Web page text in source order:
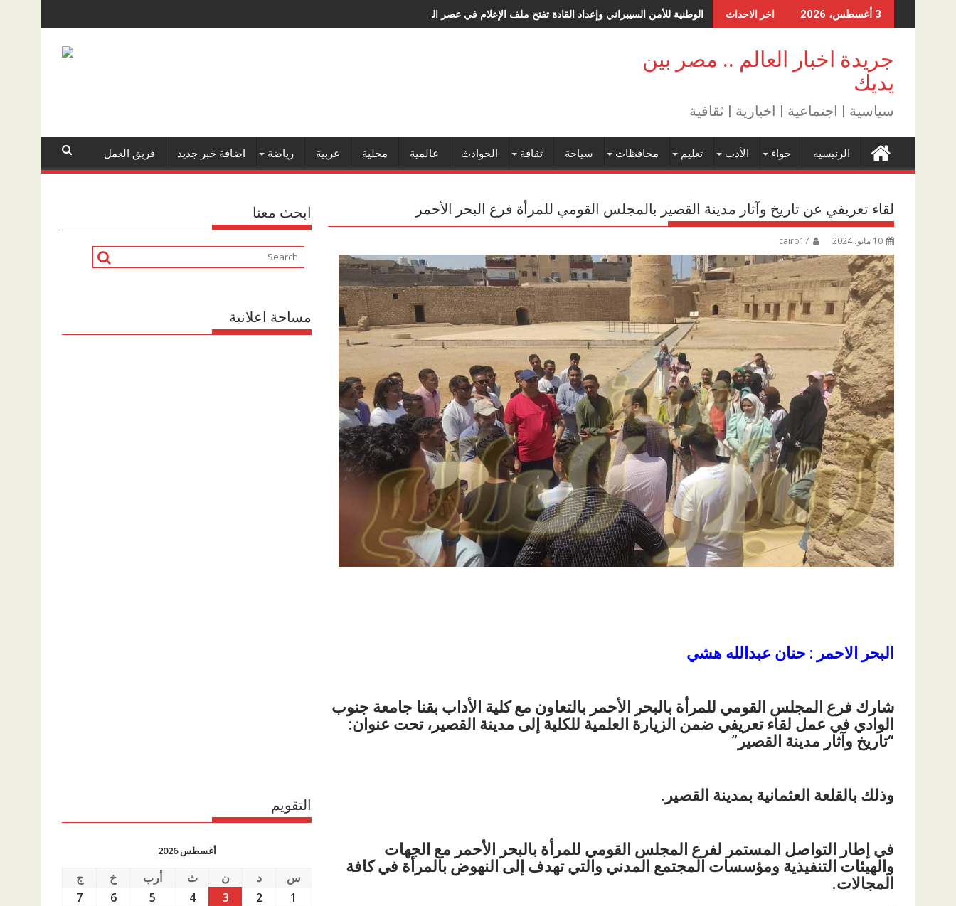
to
3 أغسطس، 2026 اخر الاحداث الوطنية للأمن السيبراني وإعداد القادة تفتح ملف الإعلام في عصر الذكاء الاصطناعي
جريدة اخبار العالم .. مصر بين
يديك
سياسية | اجتماعية | اخبارية | ثقافية
الرئيسيه حواء الأدب تعليم محافظات سياحة ثقافة الحوادث عالمية محلية عربية رياضة اضافة خبر جديد فريق العمل
لقاء تعريفي عن تاريخ وآثار مدينة القصير بالمجلس القومي للمرأة فرع البحر الأحمر
10 مايو، 2024 cairo17
البحر الاحمر : حنان عبدالله هشي
شارك فرع المجلس القومي للمرأة بالبحر الأحمر بالتعاون مع كلية الأداب بقنا جامعة جنوب
الوادي في عمل لقاء تعريفي ضمن الزيارة العلمية للكلية إلى مدينة القصير، تحت عنوان:
“تاريخ وآثار مدينة القصير”
وذلك بالقلعة العثمانية بمدينة القصير.
في إطار التواصل المستمر لفرع المجلس القومي للمرأة بالبحر الأحمر مع الجهات
والهيئات التنفيذية ومؤسسات المجتمع المدني والتي تهدف إلى النهوض بالمرأة في كافة
المجالات.
ابحث معنا
مساحة اعلانية
التقويم
أغسطس 2026
س د ن ث أرب خ
ج
1
2
3
4
5
6
7